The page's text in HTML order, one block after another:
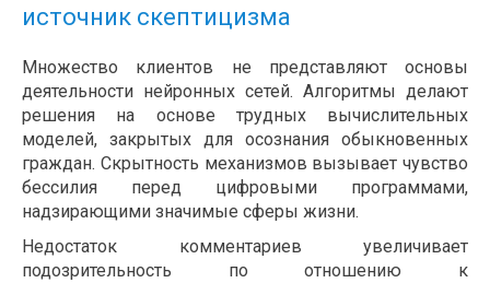
источник скептицизма
Множество клиентов не представляют основы
деятельности нейронных сетей. Алгоритмы делают
решения на основе трудных вычислительных
моделей, закрытых для осознания обыкновенных
граждан. Скрытность механизмов вызывает чувство
бессилия перед цифровыми программами,
надзирающими значимые сферы жизни.
Недостаток комментариев увеличивает
подозрительность по отношению к